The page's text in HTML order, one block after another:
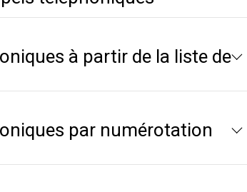
à partir de la liste de
par numérotation